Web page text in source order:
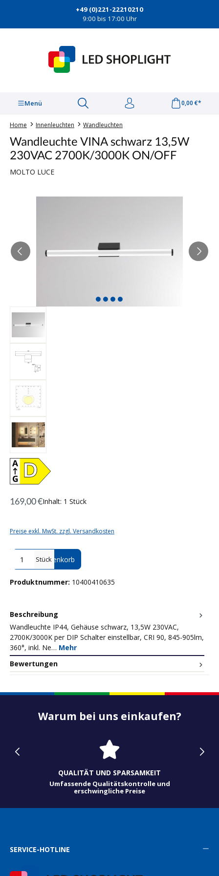
+49 (0)221-22210210
9:00 bis 17:00 Uhr
Menü 0,00 €*
Home Innenleuchten Wandleuchten
Wandleuchte VINA schwarz 13,5W
230VAC 2700K/3000K ON/OFF
MOLTO LUCE
D
169,00 €Inhalt: 1 Stück
Preise exkl. MwSt. zzgl. Versandkosten
Produkt Anzahl: Gib den gewünschten Wert ein oder benutze die
Stück
In den Warenkorb
Produktnummer: 10400410635
Beschreibung
Wandleuchte IP44, Gehäuse schwarz, 13,5W 230VAC,
2700K/3000K per DIP Schalter einstellbar, CRI 90, 845-905lm,
360°, inkl. Ne… Mehr
Bewertungen
Warum bei uns einkaufen?
QUALITÄT UND SPARSAMKEIT
Umfassende Qualitätskontrolle und
erschwingliche Preise
SERVICE-HOTLINE